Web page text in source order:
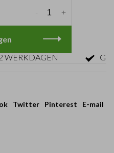
+
-
Twitter Pinterest E-mail